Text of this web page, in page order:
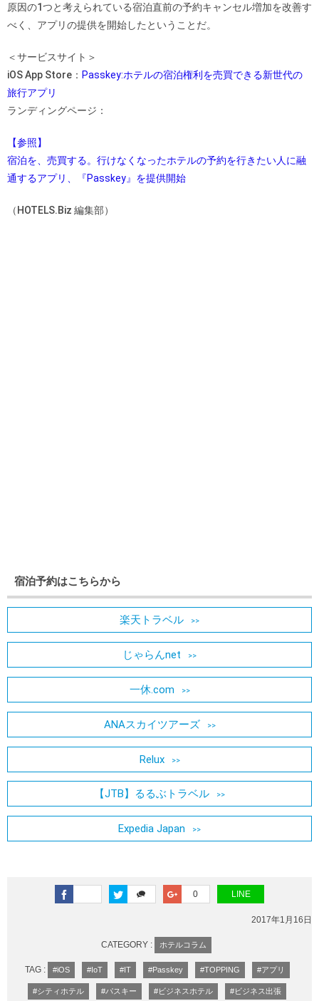
原因の1つと考えられている宿泊直前の予約キャンセル増加を改善す
べく、アプリの提供を開始したということだ。
＜サービスサイト＞
iOS App Store： Passkey:ホテルの宿泊権利を売買できる新世代の
旅行アプリ
ランディングページ：
【参照】
宿泊を、売買する。行けなくなったホテルの予約を行きたい人に融
通するアプリ、『Passkey』を提供開始
（HOTELS.Biz 編集部）
宿泊予約はこちらから
楽天トラベル
じゃらんnet
一休.com
ANAスカイツアーズ
Relux
【JTB】るるぶトラベル
Expedia Japan
0 LINE
2017年1月16日
CATEGORY : ホテルコラム
TAG : #iOS #IoT #IT #Passkey #TOPPING #アプリ
#シティホテル #パスキー #ビジネスホテル #ビジネス出張